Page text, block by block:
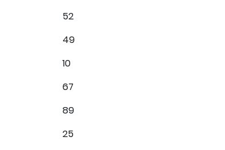
52
49
10
67
89
25